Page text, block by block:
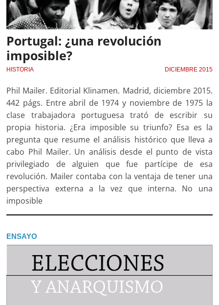
Portugal: ¿una revolución
imposible?
HISTORIA DICIEMBRE 2015
Phil Mailer. Editorial Klinamen. Madrid, diciembre 2015.
442 págs. Entre abril de 1974 y noviembre de 1975 la
clase trabajadora portuguesa trató de escribir su
propia historia. ¿Era imposible su triunfo? Esa es la
pregunta que resume el análisis histórico que lleva a
cabo Phil Mailer. Un análisis desde el punto de vista
privilegiado de alguien que fue partícipe de esa
revolución. Mailer contaba con la ventaja de tener una
perspectiva externa a la vez que interna. No una
imposible
ENSAYO